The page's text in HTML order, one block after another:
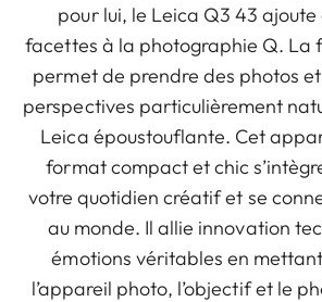
pour lui, le Leica Q3 43 ajoute
facettes à la photographie Q. La
permet de prendre des photos
perspectives particulièrement
Leica époustouflante. Cet
format compact et chic
votre quotidien créatif et se
au monde. Il allie innovation
émotions véritables en
l’appareil photo, l’objectif et le